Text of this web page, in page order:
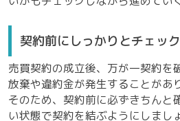
契約前にしっかりとチェッ
売買契約の成立後、万が一契約を
放棄や違約金が発生することがあ
そのため、契約前に必ずきちんと
い状態で契約を結ぶようにしまし